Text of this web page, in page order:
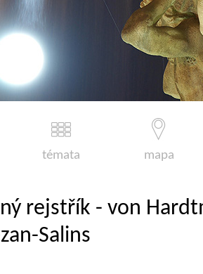
témata mapa
rejstřík - von
Salins